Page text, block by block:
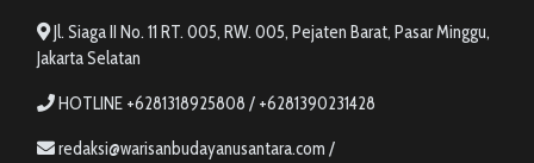
Jl. Siaga II No. 11 RT. 005, RW. 005, Pejaten Barat, Pasar Minggu,
Jakarta Selatan
HOTLINE +6281318925808 / +6281390231428
redaksi@warisanbudayanusantara.com /